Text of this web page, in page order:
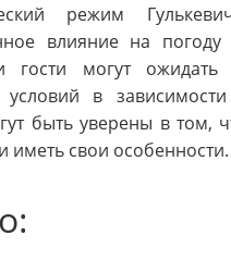
режим
влияние на
гости могут ожидать
условий в
быть уверены в том,
иметь свои особенности.